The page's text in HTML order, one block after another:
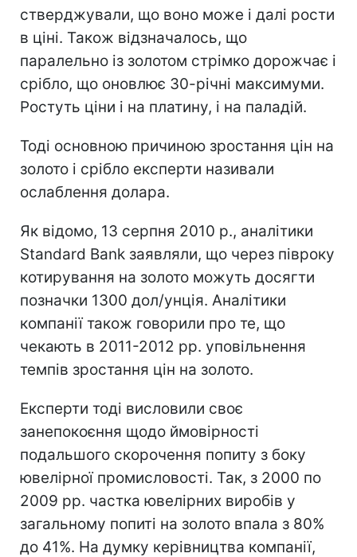
стверджували, що воно може і далі рости
в ціні. Також відзначалось, що
паралельно із золотом стрімко дорожчає і
срібло, що оновлює 30-річні максимуми.
Ростуть ціни і на платину, і на паладій.
Тоді основною причиною зростання цін на
золото і срібло експерти називали
ослаблення долара.
Як відомо, 13 серпня 2010 р., аналітики
Standard Bank заявляли, що через півроку
котирування на золото можуть досягти
позначки 1300 дол/унція. Аналітики
компанії також говорили про те, що
чекають в 2011-2012 рр. уповільнення
темпів зростання цін на золото.
Експерти тоді висловили своє
занепокоєння щодо ймовірності
подальшого скорочення попиту з боку
ювелірної промисловості. Так, з 2000 по
2009 рр. частка ювелірних виробів у
загальному попиті на золото впала з 80%
до 41%. На думку керівництва компанії,